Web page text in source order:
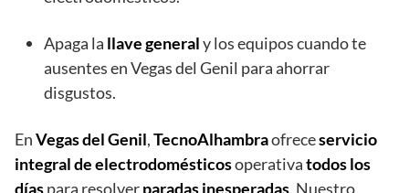
Apaga la llave generaly los equipos cuando te
ausentes en Vegas del Genil para ahorrar
disgustos.
EnVegas del Genil,TecnoAlhambraofreceservicio
integral de electrodomésticosoperativatodos los
díaspara resolverparadas inesperadas. Nuestro